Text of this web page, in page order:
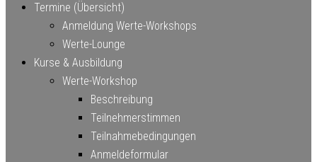
Termine (Übersicht)
Anmeldung Werte-Workshops
Werte-Lounge
Kurse & Ausbildung
Werte-Workshop
Beschreibung
Teilnehmerstimmen
Teilnahmebedingungen
Anmeldeformular